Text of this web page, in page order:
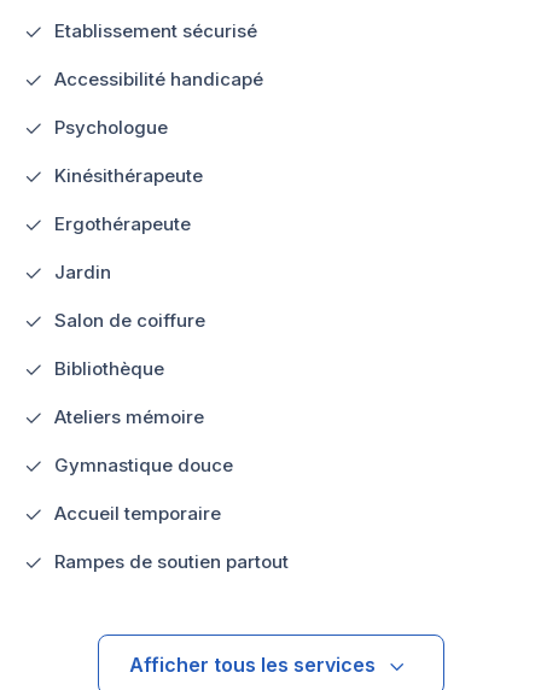
Etablissement sécurisé
Accessibilité handicapé
Psychologue
Kinésithérapeute
Ergothérapeute
Jardin
Salon de coiffure
Bibliothèque
Ateliers mémoire
Gymnastique douce
Accueil temporaire
Rampes de soutien partout
Afficher tous les services